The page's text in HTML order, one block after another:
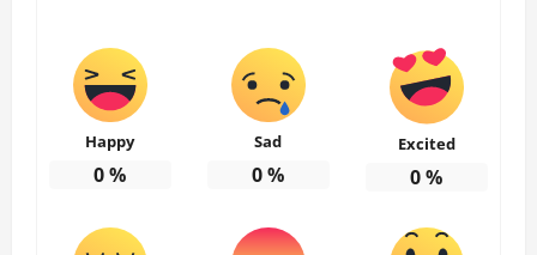
Happy
0%
Sad
0%
Excited
0%